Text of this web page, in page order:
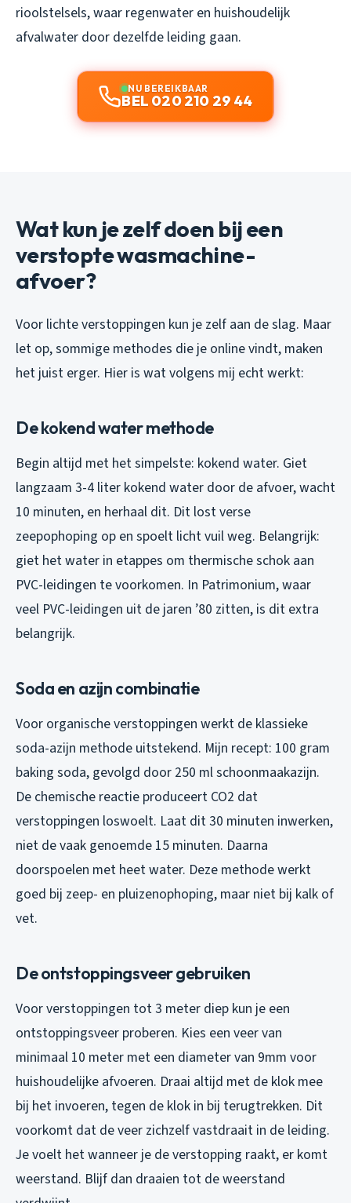
rioolstelsels, waar regenwater en huishoudelijk
afvalwater door dezelfde leiding gaan.
NU BEREIKBAAR
BEL 020 210 29 44
Wat kun je zelf doen bij een
verstopte wasmachine-
afvoer?
Voor lichte verstoppingen kun je zelf aan de slag. Maar
let op, sommige methodes die je online vindt, maken
het juist erger. Hier is wat volgens mij echt werkt:
De kokend water methode
Begin altijd met het simpelste: kokend water. Giet
langzaam 3-4 liter kokend water door de afvoer, wacht
10 minuten, en herhaal dit. Dit lost verse
zeepophoping op en spoelt licht vuil weg. Belangrijk:
giet het water in etappes om thermische schok aan
PVC-leidingen te voorkomen. In Patrimonium, waar
veel PVC-leidingen uit de jaren ’80 zitten, is dit extra
belangrijk.
Soda en azijn combinatie
Voor organische verstoppingen werkt de klassieke
soda-azijn methode uitstekend. Mijn recept: 100 gram
baking soda, gevolgd door 250 ml schoonmaakazijn.
De chemische reactie produceert CO2 dat
verstoppingen loswoelt. Laat dit 30 minuten inwerken,
niet de vaak genoemde 15 minuten. Daarna
doorspoelen met heet water. Deze methode werkt
goed bij zeep- en pluizenophoping, maar niet bij kalk of
vet.
De ontstoppingsveer gebruiken
Voor verstoppingen tot 3 meter diep kun je een
ontstoppingsveer proberen. Kies een veer van
minimaal 10 meter met een diameter van 9mm voor
huishoudelijke afvoeren. Draai altijd met de klok mee
bij het invoeren, tegen de klok in bij terugtrekken. Dit
voorkomt dat de veer zichzelf vastdraait in de leiding.
Je voelt het wanneer je de verstopping raakt, er komt
weerstand. Blijf dan draaien tot de weerstand